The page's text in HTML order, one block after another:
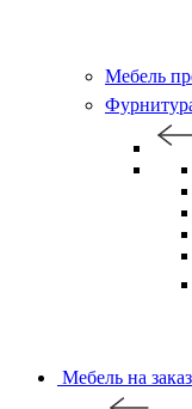
Мебель
Мебель на заказ